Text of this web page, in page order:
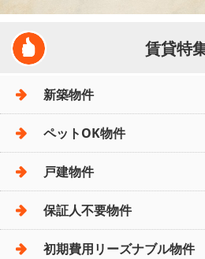
賃貸特
新築物件
ペットOK物件
戸建物件
保証人不要物件
初期費用リーズナブル物件